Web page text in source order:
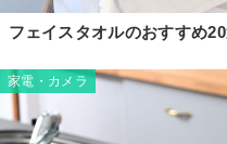
フェイスタオルのおすすめ
家電・カメラ